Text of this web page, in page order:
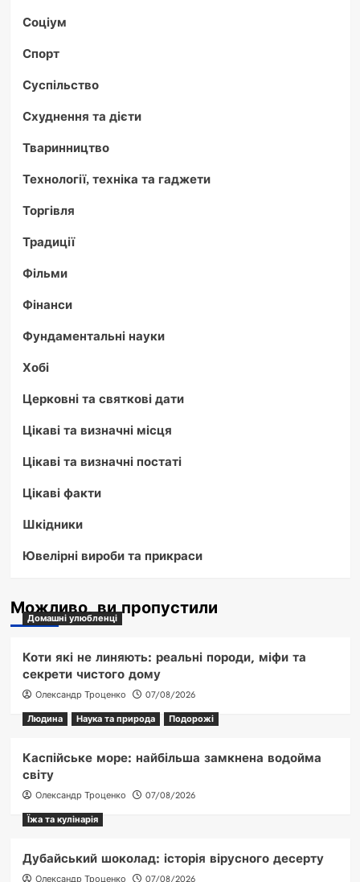
Соціум
Спорт
Суспільство
Схуднення та дієти
Тваринництво
Технології, техніка та гаджети
Торгівля
Традиції
Фільми
Фінанси
Фундаментальні науки
Хобі
Церковні та святкові дати
Цікаві та визначні місця
Цікаві та визначні постаті
Цікаві факти
Шкідники
Ювелірні вироби та прикраси
Можливо, ви пропустили
Домашні улюбленці
Коти які не линяють: реальні породи, міфи та
секрети чистого дому
Олександр Троценко
07/08/2026
Людина
Наука та природа Подорожі
Каспійське море: найбільша замкнена водойма
світу
Олександр Троценко
07/08/2026
Їжа та кулінарія
Дубайський шоколад: історія вірусного десерту
Олександр Троценко 07/08/2026